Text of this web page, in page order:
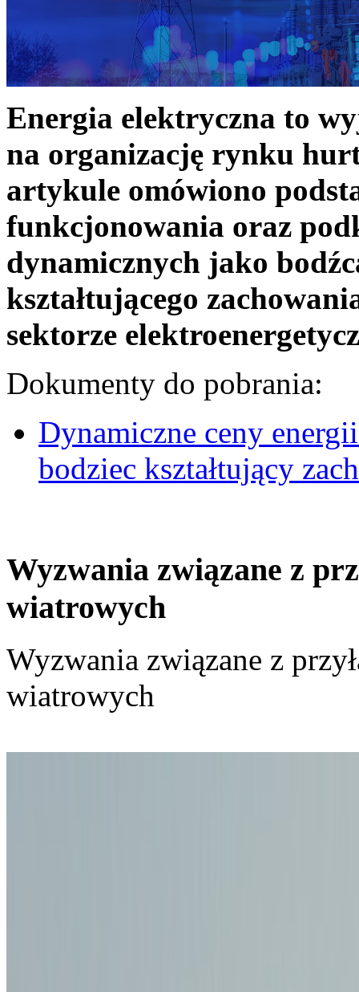
Energia elektryczna to
na organizację rynku
artykule omówiono
funkcjonowania oraz
dynamicznych jako
kształtującego
sektorze
Dokumenty do pobrania:
Dynamiczne ceny
bodziec kształtujący
Wyzwania związane z
wiatrowych
Wyzwania związane z
wiatrowych